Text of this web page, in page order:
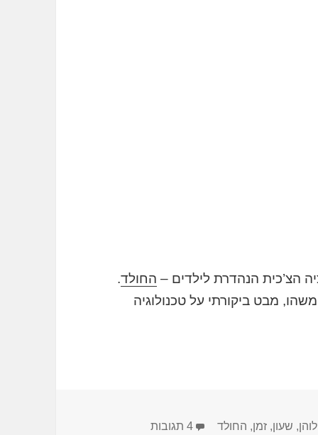
החולד.
מבט ביקורתי על טכנולוגיה
, שעון,זמן, החולד 4 תגובות על השעון כפי שסיפרתי לבני